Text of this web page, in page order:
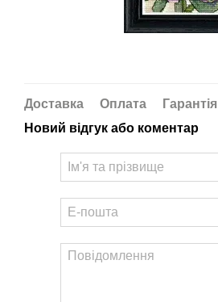
Доставка Оплата
Гарантія
Новий відгук або коментар